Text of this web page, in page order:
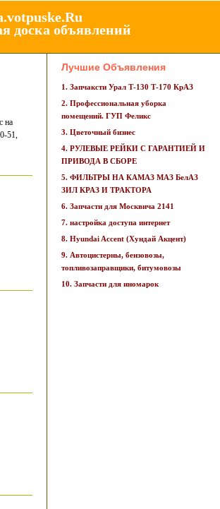
доска объявлений
на
51,
Лучшие Объявления
1. Запчаксти Урал Т-130 Т-170 КрАЗ
2. Профессиональная уборка
помещений. ГУП Феликс
3. Цветочный бизнес
4. РУЛЕВЫЕ РЕЙКИ С ГАРАНТИЕЙ И
ПРИВОДА В СБОРЕ
5. ФИЛЬТРЫ НА КАМАЗ МАЗ БелАЗ
ЗИЛ КРАЗ И ТРАКТОРА
6. Запчасти для Москвича 2141
7. настройка доступа интернет
8. Hyundai Accent (Хундай Акцент)
9. Автоцистерны, бензовозы,
топливозаправщики, битумовозы
10. Запчасти для иномарок